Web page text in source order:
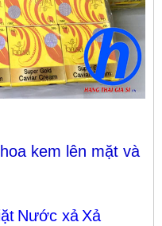
hoa kem lên mặt và
Nước xả Xả